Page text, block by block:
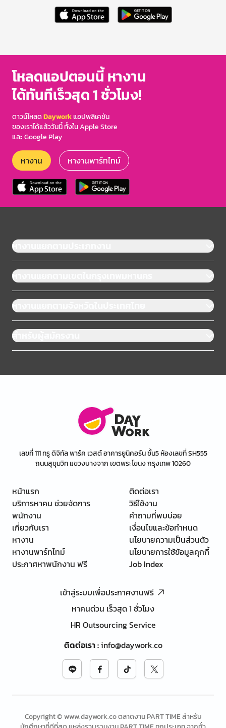
โหลดแอปตอนนี้ หางาน
ได้ทันทีเร็วสุด 1 ชั่วโมง!
ดาวน์โหลดDayworkแอปพลิเคชัน
ของเราได้แล้ววันนี้ ทั้งใน Apple Store
และ Google Play
หางาน หางานพาร์ทไทม์
หางานแยกตามประเภทงาน
หางานแยกตามเขตในกรุงเทพมหานคร
หางานแยกตามจังหวัดในประเทศไทย
สำหรับผู้สมัครงาน
เลขที่ 111 ทรู ดิจิทัล พาร์ค เวสต์ อาคารยูนิคอร์น ชั้น5 ห้องเลขที่ SH555
ถนนสุขุมวิท แขวงบางจาก เขตพระโขนง กรุงเทพ 10260
หน้าแรก
บริการหาคน ช่วยจัดการ
พนักงาน
เกี่ยวกับเรา
หางาน
หางานพาร์ทไทม์
ประกาศหาพนักงาน ฟรี
ติดต่อเรา
วิธีใช้งาน
คำถามที่พบบ่อย
เงื่อนไขและข้อกำหนด
นโยบายความเป็นส่วนตัว
นโยบายการใช้ข้อมูลคุกกี้
Job Index
เข้าสู่ระบบเพื่อประกาศงานฟรี
หาคนด่วน เร็วสุด 1 ชั่วโมง
HR Outsourcing Service
ติดต่อเรา:info@daywork.co
Copyright © www.daywork.co ตลาดงาน PART TIME สำหรับ